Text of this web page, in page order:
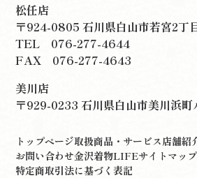
松任店
〒924-0805 石川県白山市若宮2丁
TEL 076-277-4644
FAX 076-277-4643
美川店
〒929-0233 石川県白山市美川浜
トップページ取扱商品・サービス店舗紹
お問い合わせ金沢着物LIFEサイトマップ
特定商取引法に基づく表記